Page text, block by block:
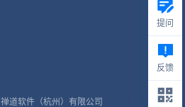
禅道软件（杭州）有限公司
提问
反馈